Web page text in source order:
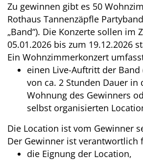
Zu gewinnen gibt es 50
Rothaus Tannenzäpfle
„Band“). Die Konzerte sollen im
05.01.2026 bis zum 19.12.2026
Ein Wohnzimmerkonzert
einen Live-Auftritt der
von ca. 2 Stunden Dauer in
Wohnung des Gewinners
selbst organisierten
Die Location ist vom Gewinner
Der Gewinner ist verantwortlich
die Eignung der Location,